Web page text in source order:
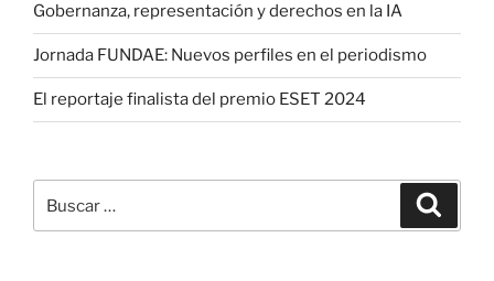
Gobernanza, representación y derechos en la IA
Jornada FUNDAE: Nuevos perfiles en el periodismo
El reportaje finalista del premio ESET 2024
por: